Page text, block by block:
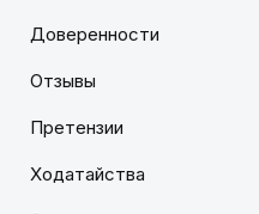
Доверенности
Отзывы
Претензии
Ходатайства